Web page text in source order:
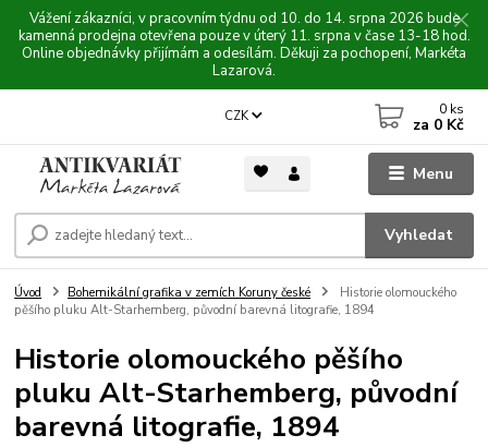
Vážení zákazníci, v pracovním týdnu od 10. do 14. srpna 2026 bude
kamenná prodejna otevřena pouze v úterý 11. srpna v čase 13-18 hod.
Online objednávky přijímám a odesílám. Děkuji za pochopení, Markéta
Lazarová.
Menu
CZK
Vyhledat
0 ks
za 0 Kč
Úvod Bohemikální grafika v zemích Koruny české
Historie olomouckého
pěšího pluku Alt-Starhemberg, původní barevná litografie, 1894
Historie olomouckého pěšího
pluku Alt-Starhemberg, původní
barevná litografie, 1894